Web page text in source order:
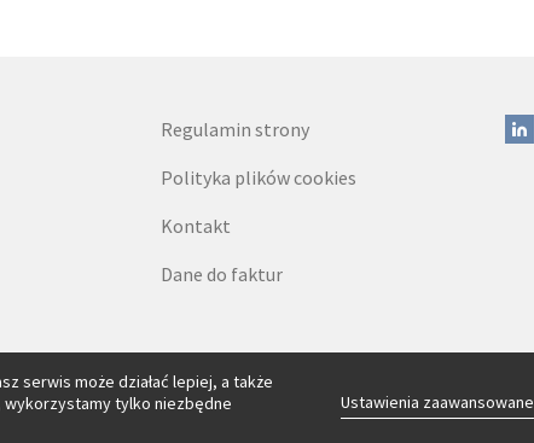
serwis może działać lepiej, a także
tylko niezbędne
Ustawienia zaawansowane
Regulamin strony
Polityka plików cookies
Kontakt
Dane do faktur
Legal Kubas Kos Gałkowski i Wspólnicy sp. k.